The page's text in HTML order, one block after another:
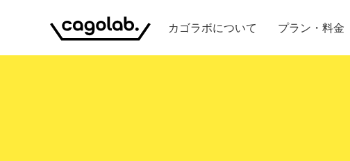
カゴラボについて プラン・料金